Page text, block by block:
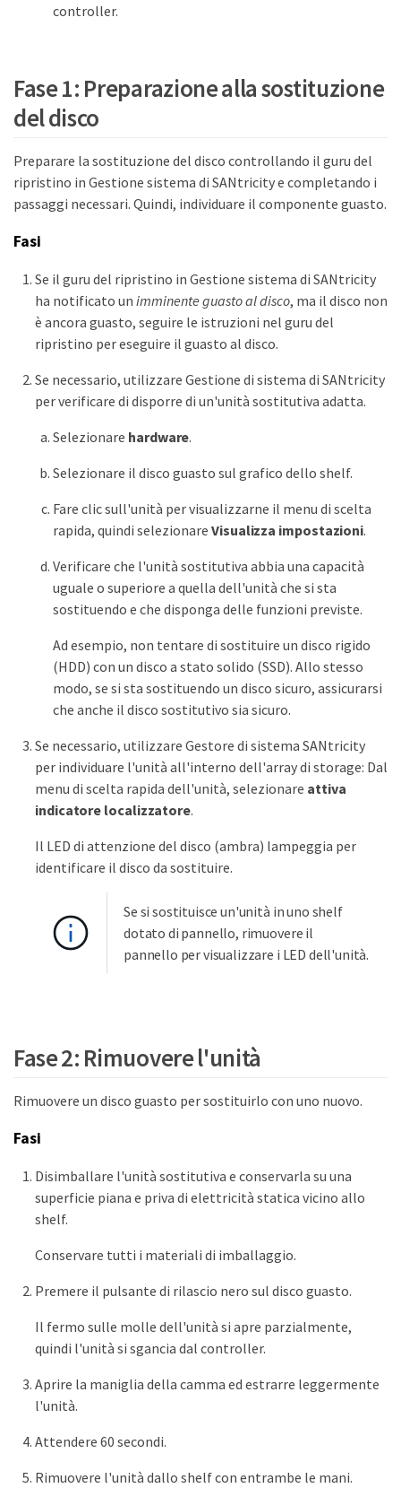
controller.
Fase 1: Preparazione alla sostituzione
del disco
Preparare la sostituzione del disco controllando il guru del
ripristino in Gestione sistema di SANtricity e completando i
passaggi necessari. Quindi, individuare il componente guasto.
Fasi
Se il guru del ripristino in Gestione sistema di SANtricity
ha notificato un imminente guasto al disco, ma il disco non
è ancora guasto, seguire le istruzioni nel guru del
ripristino per eseguire il guasto al disco.
Se necessario, utilizzare Gestione di sistema di SANtricity
per verificare di disporre di un'unità sostitutiva adatta.
Selezionare hardware.
Selezionare il disco guasto sul grafico dello shelf.
Fare clic sull'unità per visualizzarne il menu di scelta
rapida, quindi selezionare Visualizza impostazioni.
Verificare che l'unità sostitutiva abbia una capacità
uguale o superiore a quella dell'unità che si sta
sostituendo e che disponga delle funzioni previste.
Ad esempio, non tentare di sostituire un disco rigido
(HDD) con un disco a stato solido (SSD). Allo stesso
modo, se si sta sostituendo un disco sicuro, assicurarsi
che anche il disco sostitutivo sia sicuro.
Se necessario, utilizzare Gestore di sistema SANtricity
per individuare l'unità all'interno dell'array di storage: Dal
menu di scelta rapida dell'unità, selezionare attiva
indicatore localizzatore.
Il LED di attenzione del disco (ambra) lampeggia per
identificare il disco da sostituire.
Se si sostituisce un'unità in uno shelf
dotato di pannello, rimuovere il
pannello per visualizzare i LED dell'unità.
Fase 2: Rimuovere l'unità
Rimuovere un disco guasto per sostituirlo con uno nuovo.
Fasi
Disimballare l'unità sostitutiva e conservarla su una
superficie piana e priva di elettricità statica vicino allo
shelf.
Conservare tutti i materiali di imballaggio.
Premere il pulsante di rilascio nero sul disco guasto.
Il fermo sulle molle dell'unità si apre parzialmente,
quindi l'unità si sgancia dal controller.
Aprire la maniglia della camma ed estrarre leggermente
l'unità.
Attendere 60 secondi.
Rimuovere l'unità dallo shelf con entrambe le mani.